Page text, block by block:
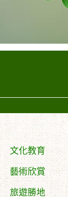
文化教育
藝術欣賞
旅遊勝地